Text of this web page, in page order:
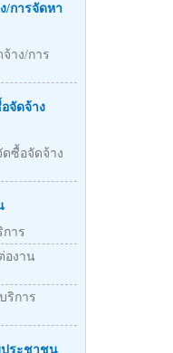
/การจัดหา
าง/การ
จัดจ้าง
ซื้อจัดจ้าง
าร
องาน
ริการ
ระชาชน